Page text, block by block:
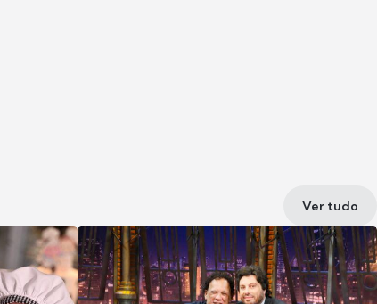
Ver tudo